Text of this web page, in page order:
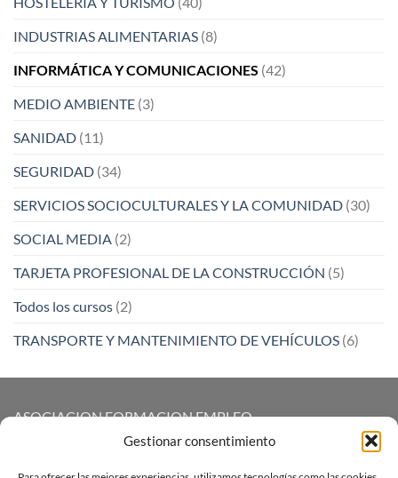
Gestionar consentimiento
INDUSTRIAS ALIMENTARIAS (8)
INFORMÁTICA Y COMUNICACIONES (42)
MEDIO AMBIENTE (3)
SANIDAD (11)
SEGURIDAD (34)
SERVICIOS SOCIOCULTURALES Y LA COMUNIDAD (30)
SOCIAL MEDIA (2)
TARJETA PROFESIONAL DE LA CONSTRUCCIÓN (5)
Todos los cursos (2)
TRANSPORTE Y MANTENIMIENTO DE VEHÍCULOS (6)
ASOCIACION FORMACION EMPLEO